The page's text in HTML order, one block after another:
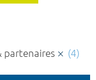
partenaires (4)